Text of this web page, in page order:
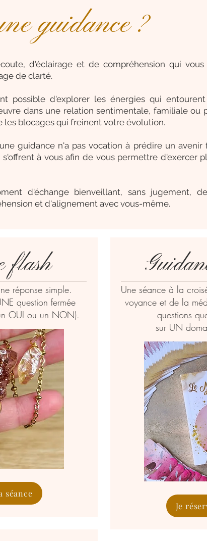
guidance ?
d'éclairage et de compréhension qui
de clarté.
possible d'explorer les énergies qui
dans une relation sentimentale, familiale ou
blocages qui freinent votre évolution.
guidance n'a pas vocation à prédire un
à vous afin de vous permettre d'exercer
d'échange bienveillant, sans jugement,
et d'alignement avec vous-même.
flash
réponse simple.
question fermée
OUI ou un NON).
séance
Une séance à la
voyance et de la
questions
sur UN
Je